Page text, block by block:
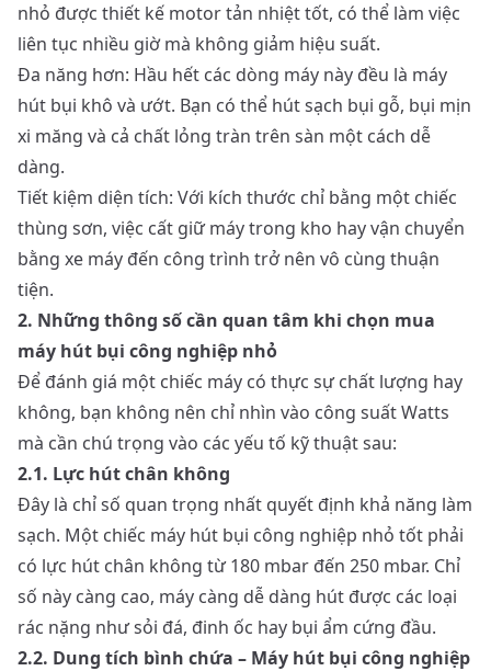
nhỏ được thiết kế motor tản nhiệt tốt, có thể làm việc
liên tục nhiều giờ mà không giảm hiệu suất.
Đa năng hơn: Hầu hết các dòng máy này đều là máy
hút bụi khô và ướt. Bạn có thể hút sạch bụi gỗ, bụi mịn
xi măng và cả chất lỏng tràn trên sàn một cách dễ
dàng.
Tiết kiệm diện tích: Với kích thước chỉ bằng một chiếc
thùng sơn, việc cất giữ máy trong kho hay vận chuyển
bằng xe máy đến công trình trở nên vô cùng thuận
tiện.
2. Những thông số cần quan tâm khi chọn mua
máy hút bụi công nghiệp nhỏ
Để đánh giá một chiếc máy có thực sự chất lượng hay
không, bạn không nên chỉ nhìn vào công suất Watts
mà cần chú trọng vào các yếu tố kỹ thuật sau:
2.1. Lực hút chân không
Đây là chỉ số quan trọng nhất quyết định khả năng làm
sạch. Một chiếc máy hút bụi công nghiệp nhỏ tốt phải
có lực hút chân không từ 180 mbar đến 250 mbar. Chỉ
số này càng cao, máy càng dễ dàng hút được các loại
rác nặng như sỏi đá, đinh ốc hay bụi ẩm cứng đầu.
2.2. Dung tích bình chứa – Máy hút bụi công nghiệp